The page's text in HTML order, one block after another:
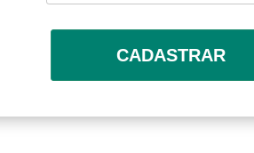
CADASTRAR